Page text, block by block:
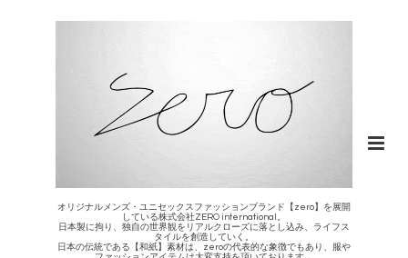
オリジナルメンズ・ユニセックスファッションブランド【zero】を展開
している株式会社ZERO international。
日本製に拘り、独自の世界観をリアルクローズに落とし込み、ライフス
タイルを創造していく。
日本の伝統である【和紙】素材は、zeroの代表的な象徴でもあり、服や